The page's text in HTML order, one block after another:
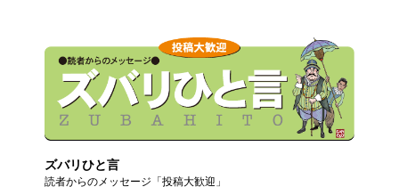
ズバリひと言
読者からのメッセージ「投稿大歓迎」